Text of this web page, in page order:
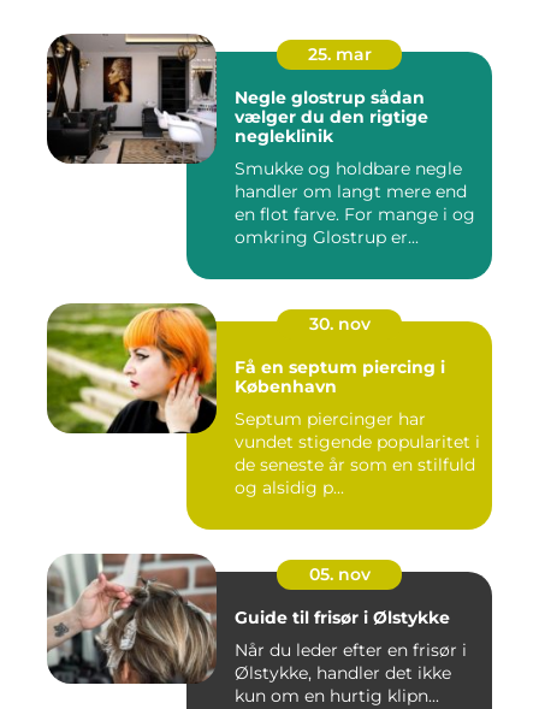
25. mar
Negle glostrup sådan
vælger du den rigtige
negleklinik
Smukke og holdbare negle
handler om langt mere end
en flot farve. For mange i og
omkring Glostrup er...
30. nov
Få en septum piercing i
København
Septum piercinger har
vundet stigende popularitet i
de seneste år som en stilfuld
og alsidig p...
05. nov
Guide til frisør i Ølstykke
Når du leder efter en frisør i
Ølstykke, handler det ikke
kun om en hurtig klipn...